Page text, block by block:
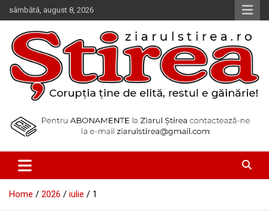
Skip
to
content
sâmbătă, august 8, 2026
Ziarul Știrea
Home 2026 iulie 1